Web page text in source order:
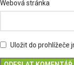
Webová stránka
Uložit do prohlížeče